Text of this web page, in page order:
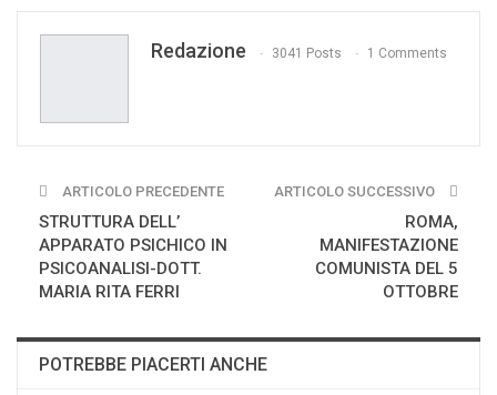
Redazione 3041 Posts 1 Comments
ARTICOLO PRECEDENTE
STRUTTURA DELL’
APPARATO PSICHICO IN
PSICOANALISI-DOTT.
MARIA RITA FERRI
ARTICOLO SUCCESSIVO
ROMA,
MANIFESTAZIONE
COMUNISTA DEL 5
OTTOBRE
POTREBBE PIACERTI ANCHE